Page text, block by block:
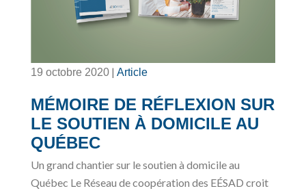
19 octobre 2020 | Article
MÉMOIRE DE RÉFLEXION SUR
LE SOUTIEN À DOMICILE AU
QUÉBEC
Un grand chantier sur le soutien à domicile au
Québec Le Réseau de coopération des EÉSAD croit